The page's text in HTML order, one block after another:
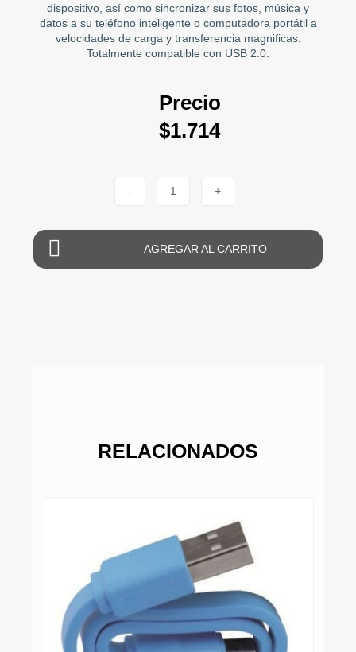
dispositivo, así como sincronizar sus fotos, música y
datos a su teléfono inteligente o computadora portátil a
velocidades de carga y transferencia magnificas.
Totalmente compatible con USB 2.0.
Precio
$1.714
- 1 +
AGREGAR AL CARRITO
RELACIONADOS